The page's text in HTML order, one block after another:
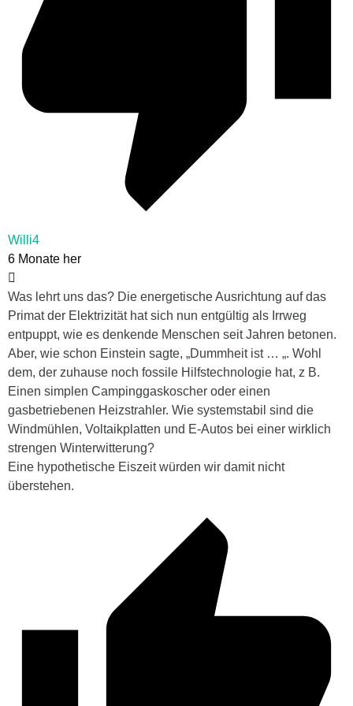
Willi4
6 Monate her
Was lehrt uns das? Die energetische Ausrichtung auf das
Primat der Elektrizität hat sich nun entgültig als Irrweg
entpuppt, wie es denkende Menschen seit Jahren betonen.
Aber, wie schon Einstein sagte, „Dummheit ist … „. Wohl
dem, der zuhause noch fossile Hilfstechnologie hat, z B.
Einen simplen Campinggaskoscher oder einen
gasbetriebenen Heizstrahler. Wie systemstabil sind die
Windmühlen, Voltaikplatten und E-Autos bei einer wirklich
strengen Winterwitterung?
Eine hypothetische Eiszeit würden wir damit nicht
überstehen.